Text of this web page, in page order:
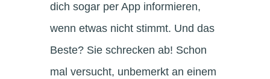
dich sogar per App informieren,
wenn etwas nicht stimmt. Und das
Beste? Sie schrecken ab! Schon
mal versucht, unbemerkt an einem